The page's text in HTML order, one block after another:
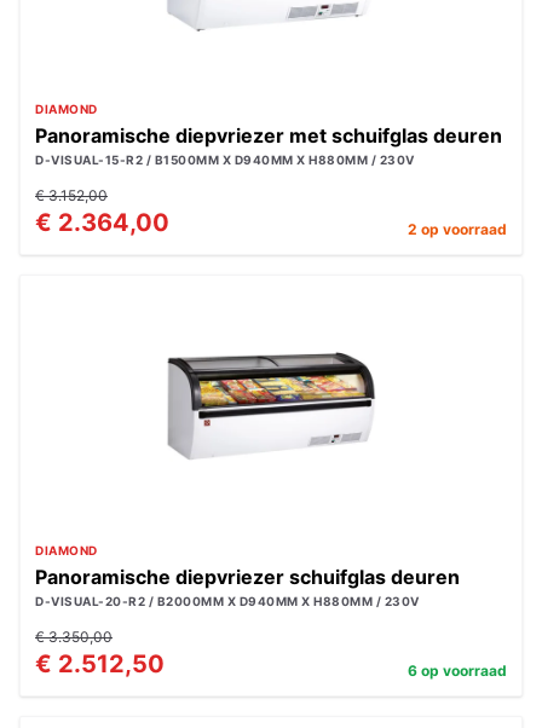
DIAMOND
Panoramische diepvriezer met schuifglas deuren
D-VISUAL-15-R2 / B1500MM X D940MM X H880MM / 230V
€ 3.152,00
€ 2.364,00 2 op voorraad
DIAMOND
Panoramische diepvriezer schuifglas deuren
D-VISUAL-20-R2 / B2000MM X D940MM X H880MM / 230V
€ 3.350,00
€ 2.512,50 6 op voorraad